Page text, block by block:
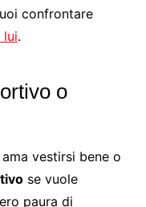
confrontare
lui.
o
vestirsi bene o
se vuole
paura di